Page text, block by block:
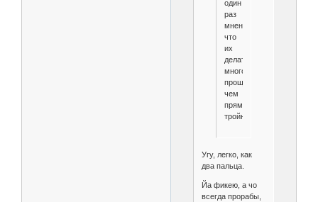
один
раз
мнение
что
их
делать
много
проще
чем
прямой
тройник.
Угу, легко, как
два пальца.
Йа фикею, а чо
всегда прорабы,